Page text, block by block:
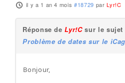
il y a 1 an 4 mois #18729 parLyr!C
Réponse deLyr!Csur le sujet
Problème de dates sur le
Bonjour,